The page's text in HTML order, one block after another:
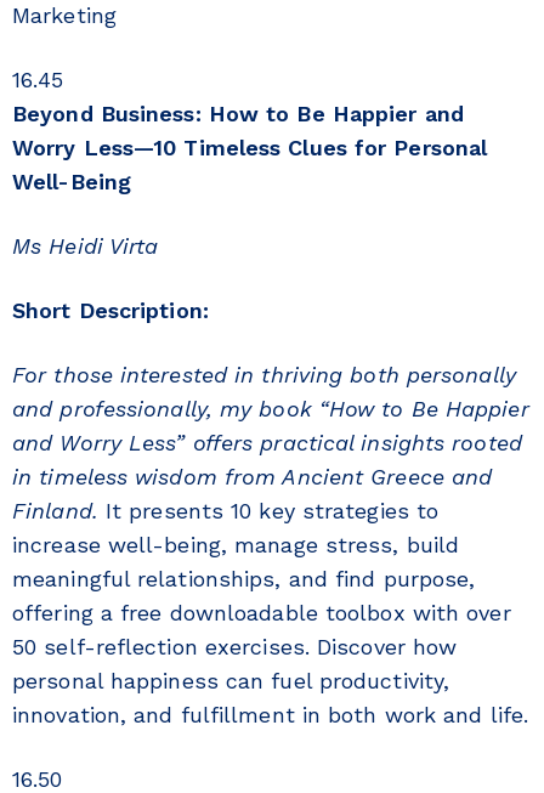
Marketing
16.45
Beyond Business: How to Be Happier and
Worry Less—10 Timeless Clues for Personal
Well-Being
Ms Heidi Virta
Short Description:
For those interested in thriving both personally
and professionally, my book “How to Be Happier
and Worry Less” offers practical insights rooted
in timeless wisdom from Ancient Greece and
Finland. It presents 10 key strategies to
increase well-being, manage stress, build
meaningful relationships, and find purpose,
offering a free downloadable toolbox with over
50 self-reflection exercises. Discover how
personal happiness can fuel productivity,
innovation, and fulfillment in both work and life.
16.50